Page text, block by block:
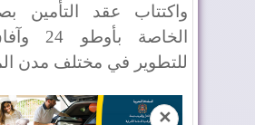
واكتتاب عقد التأمين
الخاصة
للتطوير في مختلف مدن
✕